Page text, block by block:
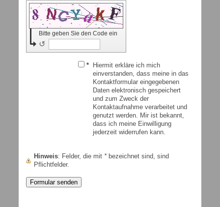
Bitte geben Sie den Code ein
↺
*
Hiermit erkläre ich mich
einverstanden, dass meine in das
Kontaktformular eingegebenen
Daten elektronisch gespeichert
und zum Zweck der
Kontaktaufnahme verarbeitet und
genutzt werden. Mir ist bekannt,
dass ich meine Einwilligung
jederzeit widerrufen kann.
Hinweis : Felder, die mit *bezeichnet sind, sind
Pflichtfelder.